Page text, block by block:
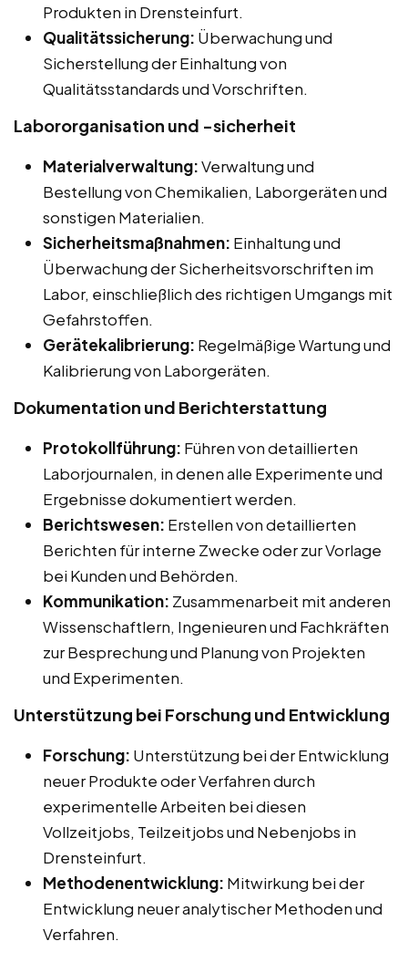
Produkten in Drensteinfurt.
Qualitätssicherung: Überwachung und
Sicherstellung der Einhaltung von
Qualitätsstandards und Vorschriften.
Labororganisation und -sicherheit
Materialverwaltung:Verwaltung und
Bestellung von Chemikalien, Laborgeräten und
sonstigen Materialien.
Sicherheitsmaßnahmen: Einhaltung und
Überwachung der Sicherheitsvorschriften im
Labor, einschließlich des richtigen Umgangs mit
Gefahrstoffen.
Gerätekalibrierung: Regelmäßige Wartung und
Kalibrierung von Laborgeräten.
Dokumentation und Berichterstattung
Protokollführung: Führen von detaillierten
Laborjournalen, in denen alle Experimente und
Ergebnisse dokumentiert werden.
Berichtswesen: Erstellen von detaillierten
Berichten für interne Zwecke oder zur Vorlage
bei Kunden und Behörden.
Kommunikation: Zusammenarbeit mit anderen
Wissenschaftlern, Ingenieuren und Fachkräften
zur Besprechung und Planung von Projekten
und Experimenten.
Unterstützung bei Forschung und Entwicklung
Forschung: Unterstützung bei der Entwicklung
neuer Produkte oder Verfahren durch
experimentelle Arbeiten bei diesen
Vollzeitjobs, Teilzeitjobs und Nebenjobs in
Drensteinfurt.
Methodenentwicklung: Mitwirkung bei der
Entwicklung neuer analytischer Methoden und
Verfahren.